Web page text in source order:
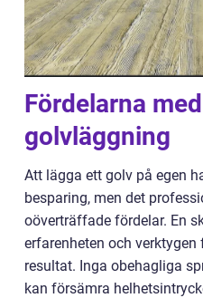
Fördelarna
golvläggning
Att lägga ett golv på egen
besparing, men det
oöverträffade fördelar. En
erfarenheten och
resultat. Inga obehagliga
kan försämra